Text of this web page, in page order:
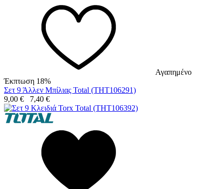
Αγαπημένο
Έκπτωση 18%
Σετ 9 Άλλεν Μπίλιας Total (THT106291)
9,00 € 7,40 €